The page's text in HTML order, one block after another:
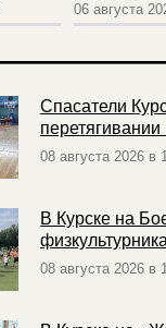
06 августа
Спасатели
перетягивании
08 августа 2026 в
В Курске на
08 августа 2026 в